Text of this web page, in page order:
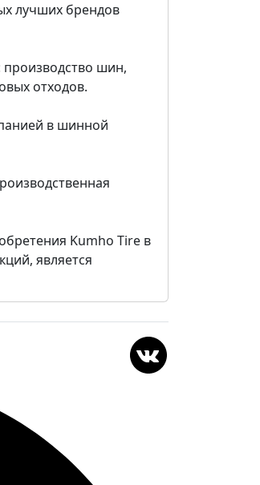
лучших брендов
шин,
отходов.
в шинной
Kumho Tire в
является